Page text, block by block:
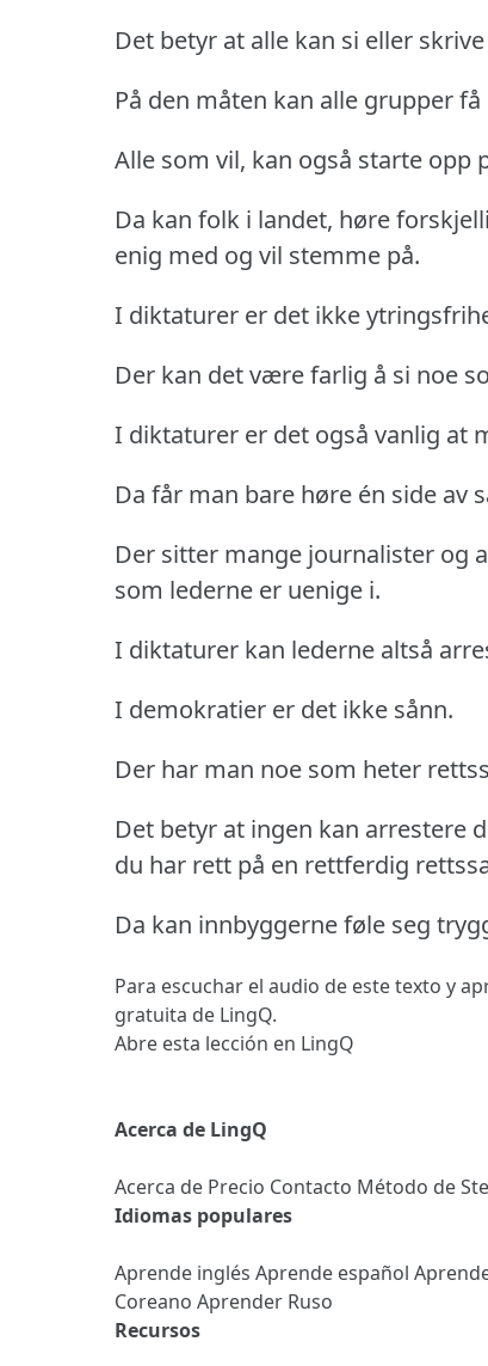
Det betyr at alle kan si eller
På den måten kan alle grupper
Alle som vil, kan også starte opp
Da kan folk i landet, høre
enig med og vil stemme på.
I diktaturer er det ikke
Der kan det være farlig å si noe
I diktaturer er det også vanlig at
Da får man bare høre én side av
Der sitter mange journalister og
som lederne er uenige i.
I diktaturer kan lederne altså
I demokratier er det ikke sånn.
Der har man noe som heter
Det betyr at ingen kan arrestere
du har rett på en rettferdig
Da kan innbyggerne føle seg
Para escuchar el audio de este texto y
gratuita de LingQ.
Abre esta lección en LingQ
Acerca de LingQ
Acerca de Precio Contacto Método de
Idiomas populares
Aprende inglés Aprende español
Coreano Aprender Ruso
Recursos